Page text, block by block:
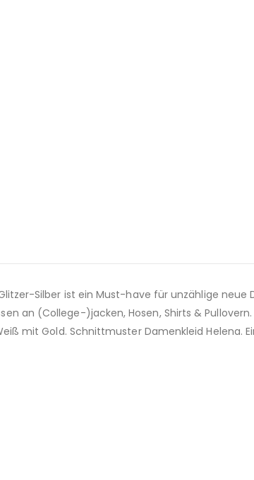
Silber ist ein Must-have für unzählige neue
an (College-)jacken, Hosen, Shirts &
mit Gold. Schnittmuster Damenkleid Helena.